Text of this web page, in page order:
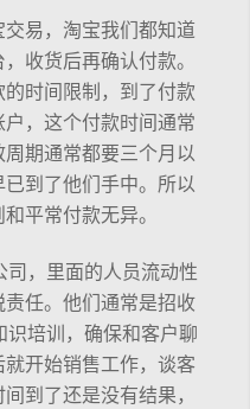
易，淘宝我们都知道
收货后再确认付款。
时间限制，到了付款
，这个付款时间通常
期通常都要三个月以
到了他们手中。所以
平常付款无异。
，里面的人员流动性
任。他们通常是招收
培训，确保和客户聊
开始销售工作，谈客
到了还是没有结果，